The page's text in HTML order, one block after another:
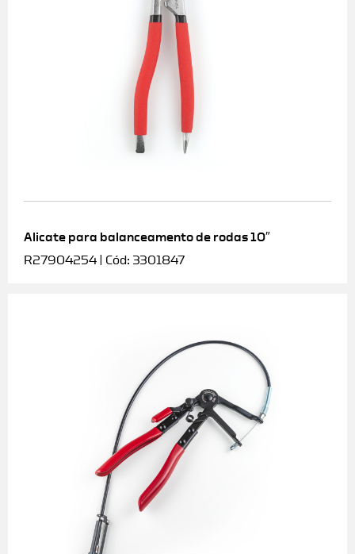
Alicate para balanceamento de rodas 10″
R27904254 | Cód: 3301847